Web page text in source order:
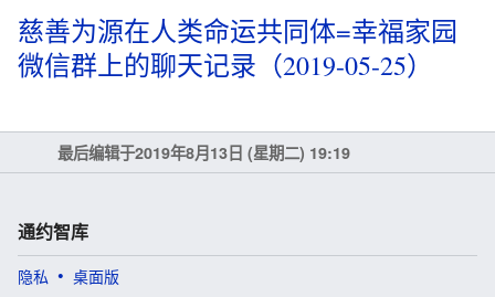
慈善为源在人类命运共同体=幸福家园
微信群上的聊天记录（2019-05-25）
最后编辑于2019年8月13日 (星期二) 19:19
通约智库
隐私 桌面版